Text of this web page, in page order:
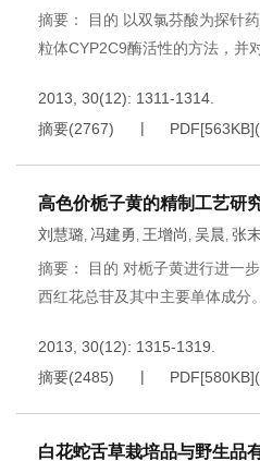
摘要： 目的 以双氯芬酸为探针
粒体CYP2C9酶活性的方法，并
2013, 30(12): 1311-1314.
摘要(2767) PDF[563KB](
高色价栀子黄的精制工艺研
刘慧璐, 冯建勇, 王增尚 , 吴晨, 张
摘要： 目的 对栀子黄进行进一
西红花总苷及其中主要单体成分
2013, 30(12): 1315-1319.
摘要(2485) PDF[580KB](
白花蛇舌草栽培品与野生品